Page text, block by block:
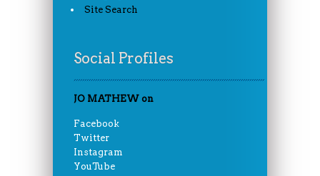
Site Search
Social Profiles
JO MATHEW on
Facebook
Twitter
Instagram
YouTube